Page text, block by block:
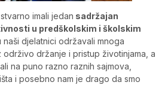
imali jedan sadržajan
u predškolskim i školskim
naši djelatnici održavali mnoga
držanje i pristup životinjama, a
na puno razno raznih sajmova,
i posebno nam je drago da smo